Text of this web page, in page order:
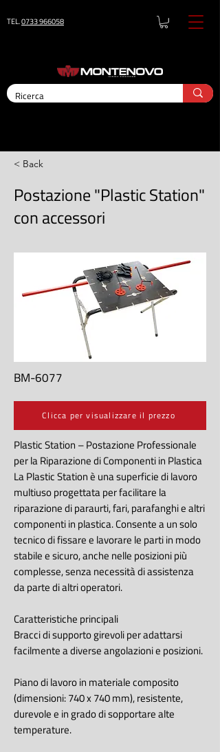
TEL.0733 966058
< Back
Postazione "Plastic Station"
con accessori
BM-6077
Clicca per visualizzare il prezzo
Plastic Station – Postazione Professionale
per la Riparazione di Componenti in Plastica
La Plastic Station è una superficie di lavoro
multiuso progettata per facilitare la
riparazione di paraurti, fari, parafanghi e altri
componenti in plastica. Consente a un solo
tecnico di fissare e lavorare le parti in modo
stabile e sicuro, anche nelle posizioni più
complesse, senza necessità di assistenza
da parte di altri operatori.
Caratteristiche principali
Bracci di supporto girevoli per adattarsi
facilmente a diverse angolazioni e posizioni.
Piano di lavoro in materiale composito
(dimensioni: 740 x 740 mm), resistente,
durevole e in grado di sopportare alte
temperature.